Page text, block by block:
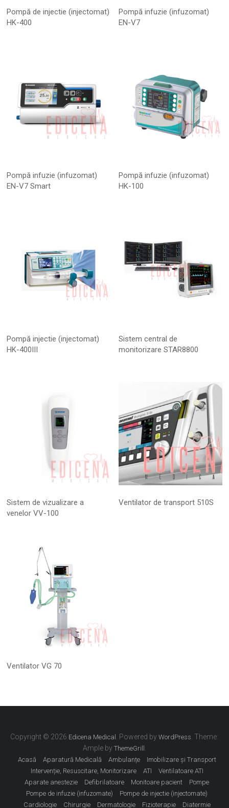
Pompă de injectie (injectomat)
HK-400
Pompă infuzie (infuzomat)
EN-V7
Pompă infuzie (infuzomat)
EN-V7 Smart
Pompă infuzie (infuzomat)
HK-100
Pompă injectie (injectomat)
HK-400III
Sistem central de
monitorizare STAR8800
Sistem de vizualizare a
venelor VV-100
Ventilator de transport 510S
Ventilator VG 70
Copyright © 2026 Edicena Medical . Powered byWordPress . Theme:
Ample by ThemeGrill
Acasă Aparatură Medicală Ambulanțe
Imobilizare și Transport
Intervenție, Resuscitare, Monitorizare
ATI
Ventilatoare ATI
Aparate anestezie
Defibrilatoare Monitoare pacient
Pompe
Pompe de infuzie (infuzomate)
Pompe de injectie (injectomate)
Cardiologie
Chirurgie Dermatologie Fizioterapie Diatermie